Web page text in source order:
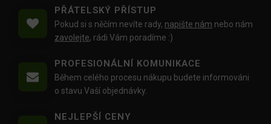
PŘÁTELSKÝ PŘÍSTUP
Pokud si s něčím nevíte rady, napište nám nebo nám
zavolejte, rádi Vám poradíme :)
PROFESIONÁLNÍ KOMUNIKACE
Během celého procesu nákupu budete informováni
o stavu Vaší objednávky.
NEJLEPŠÍ CENY